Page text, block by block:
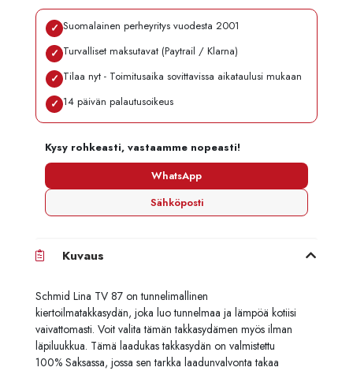
✓ Suomalainen perheyritys vuodesta 2001
✓ Turvalliset maksutavat (Paytrail / Klarna)
✓ Tilaa nyt - Toimitusaika sovittavissa aikataulusi mukaan
✓ 14 päivän palautusoikeus
Kysy rohkeasti, vastaamme nopeasti!
WhatsApp
Sähköposti
Kuvaus
Schmid Lina TV 87 on tunnelimallinen
kiertoilmatakkasydän, joka luo tunnelmaa ja lämpöä kotiisi
vaivattomasti. Voit valita tämän takkasydämen myös ilman
läpiluukkua. Tämä laadukas takkasydän on valmistettu
100% Saksassa, jossa sen tarkka laadunvalvonta takaa